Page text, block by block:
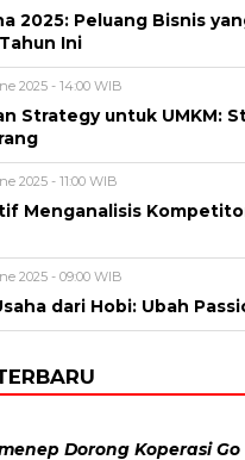
2025: Peluang Bisnis
Ini
2025 - 14:00 WIB
Strategy untuk UMKM:
2025 - 11:00 WIB
Menganalisis
2025 - 09:00 WIB
dari Hobi: Ubah
Dorong Koperasi Go